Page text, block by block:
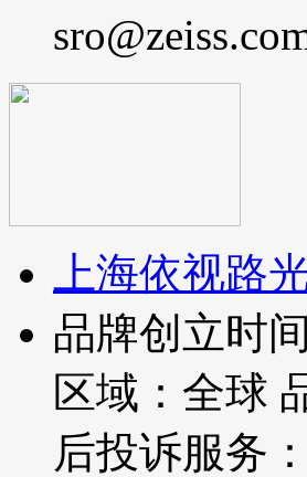
上海依视路
品牌创立时
区域：全球
后投诉服务